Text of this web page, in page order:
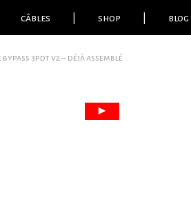
câbles shop blog
3pdt v2 – déjà assemblé